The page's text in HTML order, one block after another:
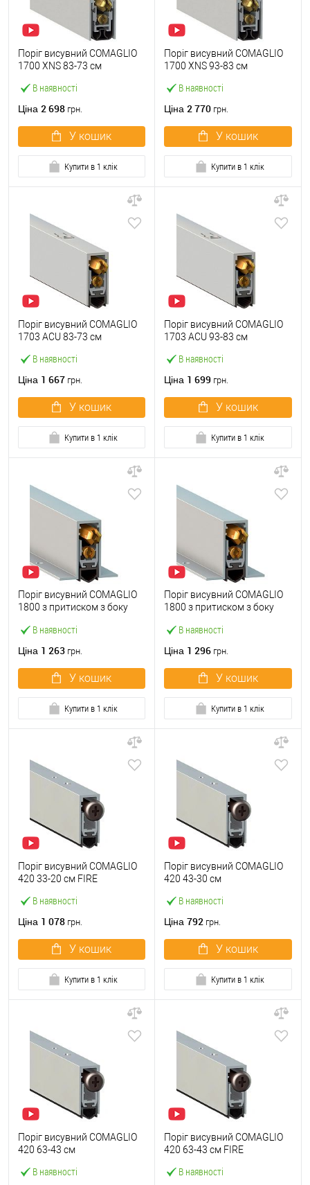
В наявності
Поріг висувний COMAGLIO
1700 XNS 83-73 см
Ціна 2 698 грн.
У кошик
Купити в 1 клік
В наявності
Поріг висувний COMAGLIO
1700 XNS 93-83 см
Ціна 2 770 грн.
У кошик
Купити в 1 клік
В наявності
Поріг висувний COMAGLIO
1703 ACU 83-73 см
Ціна 1 667 грн.
У кошик
Купити в 1 клік
В наявності
Поріг висувний COMAGLIO
1703 ACU 93-83 см
Ціна 1 699 грн.
У кошик
Купити в 1 клік
В наявності
Поріг висувний COMAGLIO
1800 з притиском з боку
Ціна 1 263 грн.
У кошик
Купити в 1 клік
В наявності
Поріг висувний COMAGLIO
1800 з притиском з боку
Ціна 1 296 грн.
У кошик
Купити в 1 клік
В наявності
Поріг висувний COMAGLIO
420 33-20 см FIRE
Ціна 1 078 грн.
У кошик
Купити в 1 клік
В наявності
Поріг висувний COMAGLIO
420 43-30 см
Ціна 792 грн.
У кошик
Купити в 1 клік
В наявності
Поріг висувний COMAGLIO
420 63-43 см
В наявності
Поріг висувний COMAGLIO
420 63-43 см FIRE